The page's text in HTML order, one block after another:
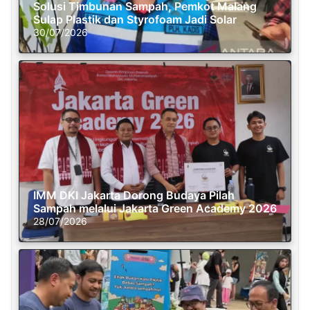
Solusi Timbunan Sampah, Pemkot Malang
Sulap Plastik dan Styrofoam Jadi Solar
30/07/2026
IMM DKI Jakarta Dorong Budaya Pilah
Sampah melalui Jakarta Green Academy 2026
28/07/2026